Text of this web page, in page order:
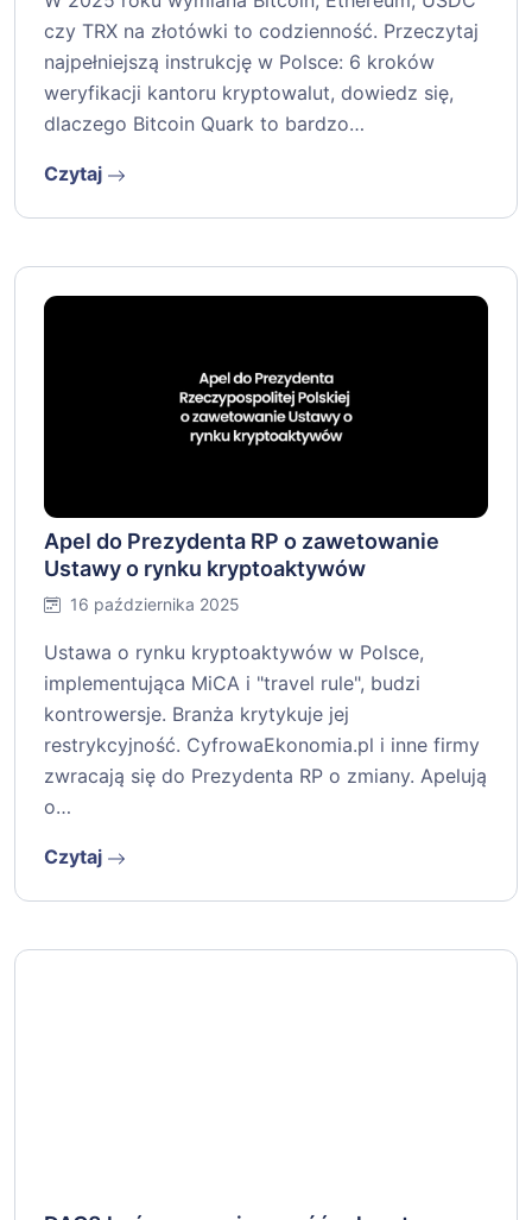
czy TRX na złotówki to codzienność. Przeczytaj
najpełniejszą instrukcję w Polsce: 6 kroków
weryfikacji kantoru kryptowalut, dowiedz się,
dlaczego Bitcoin Quark to bardzo…
Czytaj
Apel do Prezydenta RP o zawetowanie
Ustawy o rynku kryptoaktywów
16 października 2025
Ustawa o rynku kryptoaktywów w Polsce,
implementująca MiCA i "travel rule", budzi
kontrowersje. Branża krytykuje jej
restrykcyjność. CyfrowaEkonomia.pl i inne firmy
zwracają się do Prezydenta RP o zmiany. Apelują
o…
Czytaj